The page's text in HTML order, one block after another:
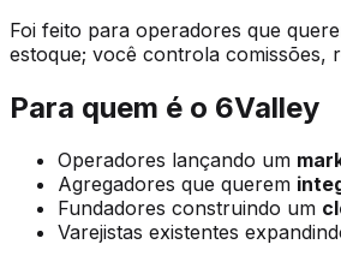
Foi feito para operadores que
estoque; você controla comissões,
Para quem é o 6Valley
Operadores lançando um
Agregadores que querem
Fundadores construindo um
Varejistas existentes